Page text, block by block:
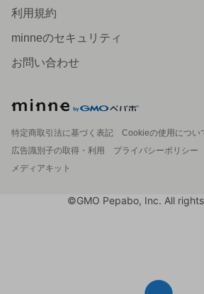
利用規約
minneのセキュリティ
お問い合わせ
特定商取引法に基づく表記
Cookieの使用につい
広告識別子の取得・利用
プライバシーポリシー
メディアキット
©GMO Pepabo, Inc. All